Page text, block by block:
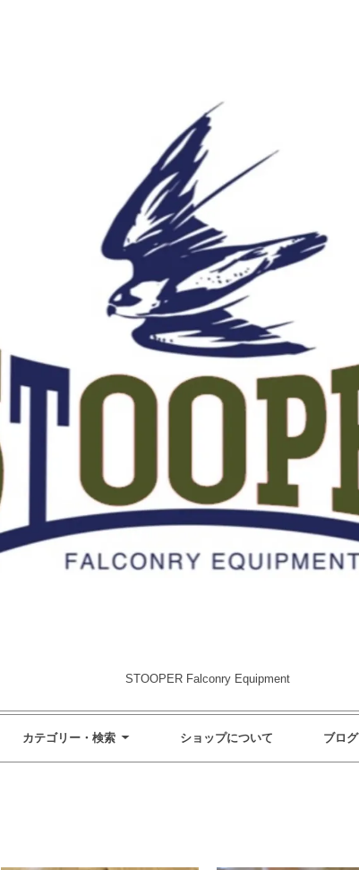
STOOPER Falconry Equipment
カテゴリー・検索 ショップについて ブログ